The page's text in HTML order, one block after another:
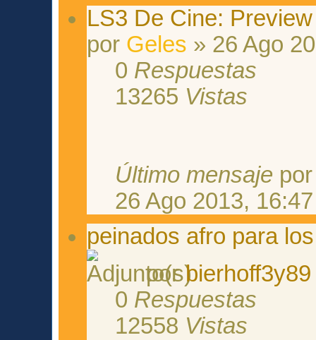
LS3 De Cine:
por Geles » 26 Ago
0 Respuestas
13265 Vistas
Último mensaje
26 Ago 2013, 16:47
peinados afro para
porbierhoff3y89
0 Respuestas
12558 Vistas